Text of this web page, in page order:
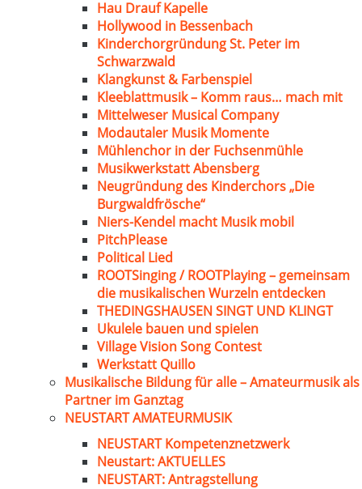
Hau Drauf Kapelle
Hollywood in Bessenbach
Kinderchorgründung St. Peter im
Schwarzwald
Klangkunst & Farbenspiel
Kleeblattmusik – Komm raus… mach mit
Mittelweser Musical Company
Modautaler Musik Momente
Mühlenchor in der Fuchsenmühle
Musikwerkstatt Abensberg
Neugründung des Kinderchors „Die
Burgwaldfrösche“
Niers-Kendel macht Musik mobil
PitchPlease
Political Lied
ROOTSinging / ROOTPlaying – gemeinsam
die musikalischen Wurzeln entdecken
THEDINGSHAUSEN SINGT UND KLINGT
Ukulele bauen und spielen
Village Vision Song Contest
Werkstatt Quillo
Musikalische Bildung für alle – Amateurmusik als
Partner im Ganztag
NEUSTART AMATEURMUSIK
NEUSTART Kompetenznetzwerk
Neustart: AKTUELLES
NEUSTART: Antragstellung